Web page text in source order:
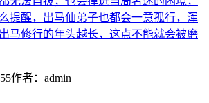
提醒，出马仙弟子也都会一意孤行，浑
马修行的年头越长，这点不能就会被磨
作者： admin